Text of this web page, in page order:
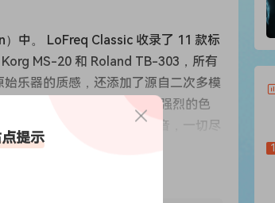
中。 LoFreq Classic 收录了 11 款标
MS-20 和 Roland TB-303，所有
乐器的质感，还添加了源自二次多模
色增添您所选的或细腻或强烈的色
、灼热的主音和厚重的长音，一切尽
中。LoFreq Modern 包含 1996 年至
1
提示